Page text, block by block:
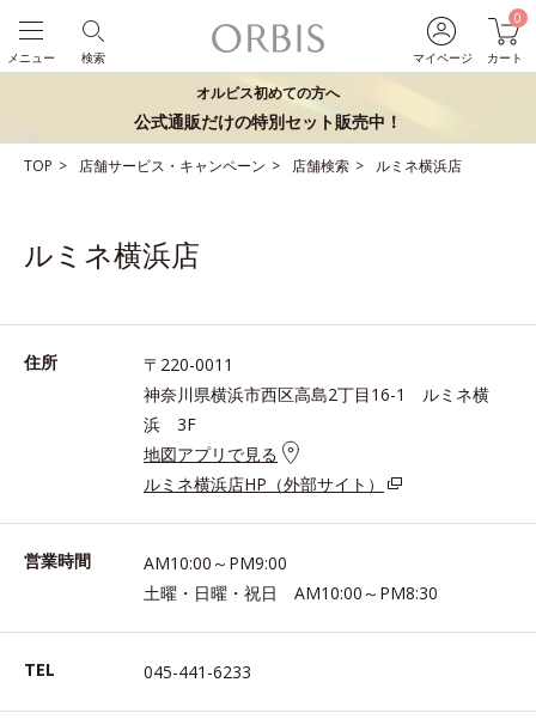
マイページ
0
カート
検索
メニュー
オルビス初めての方へ
公式通販だけの特別セット販売中！
TOP 店舗サービス・キャンペーン 店舗検索 ルミネ横浜店
ルミネ横浜店
住所
〒220-0011
神奈川県横浜市西区高島2丁目16-1 ルミネ横
浜 3F
地図アプリで見る
ルミネ横浜店HP（外部サイト）
営業時間
AM10:00～PM9:00
土曜・日曜・祝日 AM10:00～PM8:30
TEL 045-441-6233